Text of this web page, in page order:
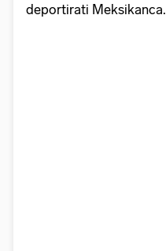
deportirati Meksikanca.